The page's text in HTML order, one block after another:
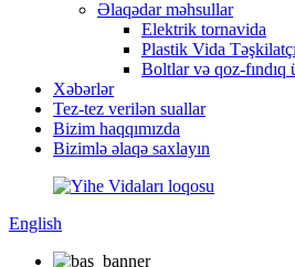
Əlaqədar məhsullar
Elektrik tornavida
Plastik Vida Təşkilatçı
Boltlar və qoz-fındıq
Xəbərlər
Tez-tez verilən suallar
Bizim haqqımızda
Bizimlə əlaqə saxlayın
English